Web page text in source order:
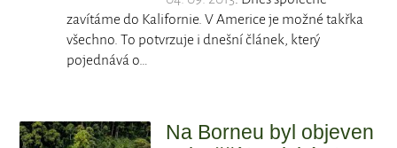
zavítáme do Kalifornie. V Americe je možné takřka
všechno. To potvrzuje i dnešní článek, který
pojednává o…
Na Borneu byl objeven